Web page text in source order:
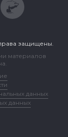
защищены.
материалов
данных
данных